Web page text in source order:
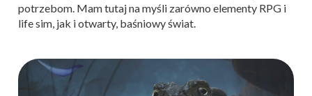
potrzebom. Mam tutaj na myśli zarówno elementy RPG i
life sim, jak i otwarty, baśniowy świat.